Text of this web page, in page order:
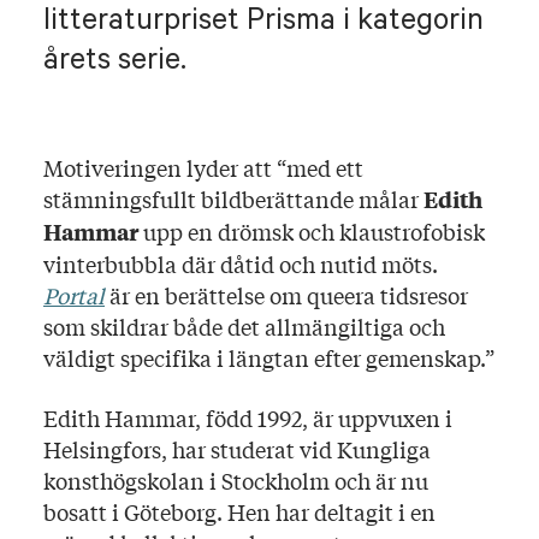
litteraturpriset Prisma i kategorin
årets serie.
Motiveringen lyder att “med ett
stämningsfullt bildberättande målarEdith
Hammarupp en drömsk och klaustrofobisk
vinterbubbla där dåtid och nutid möts.
Portalär en berättelse om queera tidsresor
som skildrar både det allmängiltiga och
väldigt specifika i längtan efter gemenskap.”
Edith Hammar, född 1992, är uppvuxen i
Helsingfors, har studerat vid Kungliga
konsthögskolan i Stockholm och är nu
bosatt i Göteborg. Hen har deltagit i en